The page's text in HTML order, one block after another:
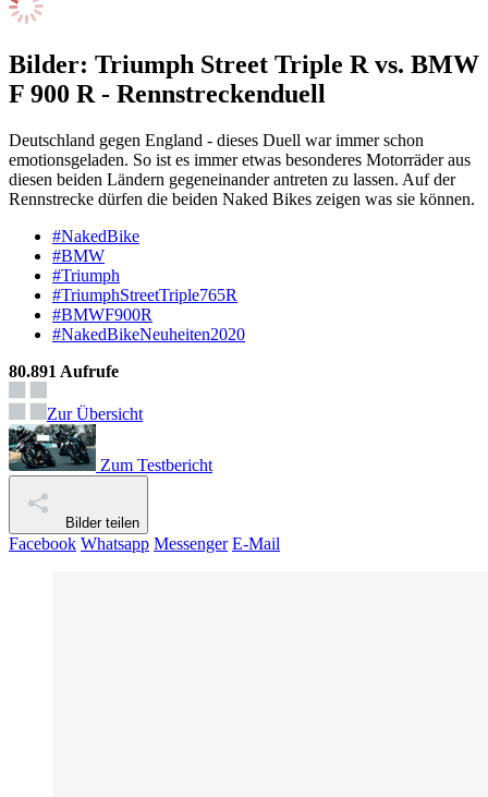
Bilder: Triumph Street Triple R vs. BMW
F 900 R - Rennstreckenduell
Deutschland gegen England - dieses Duell war immer schon
emotionsgeladen. So ist es immer etwas besonderes Motorräder aus
diesen beiden Ländern gegeneinander antreten zu lassen. Auf der
Rennstrecke dürfen die beiden Naked Bikes zeigen was sie können.
#NakedBike
#BMW
#Triumph
#TriumphStreetTriple765R
#BMWF900R
#NakedBikeNeuheiten2020
80.891 Aufrufe
Zur Übersicht
Zum Testbericht
Bilder teilen
Facebook Whatsapp Messenger E-Mail